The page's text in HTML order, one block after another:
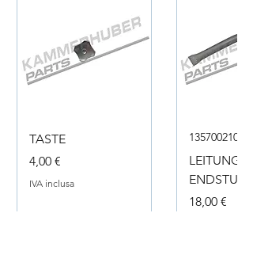
TASTE
Prezzo
4,00 €
IVA inclusa
135700210050
LEITUNG
Prezzo
18,00 €